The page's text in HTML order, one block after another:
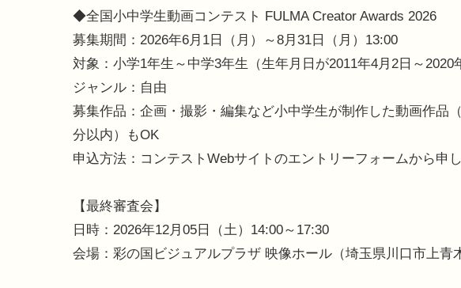
◆全国小中学生動画コンテスト FULMA Creator Awards 2026
募集期間：2026年6月1日（月）～8月31日（月）13:00
対象：小学1年生～中学3年生（生年月日が2011年4月2日～2020
ジャンル：自由
募集作品：企画・撮影・編集など小中学生が制作した動画作品
分以内）もOK
申込方法：コンテストWebサイトのエントリーフォームから申
【最終審査会】
日時：2026年12月05日（土）14:00～17:30
会場：彩の国ビジュアルプラザ 映像ホール（埼玉県川口市上青